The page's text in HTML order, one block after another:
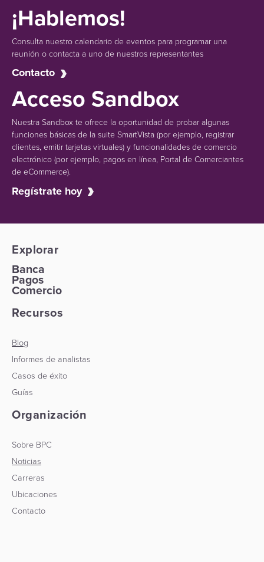
¡Hablemos!
Consulta nuestro calendario de eventos para programar una
reunión o contacta a uno de nuestros representantes
Contacto
Acceso Sandbox
Nuestra Sandbox te ofrece la oportunidad de probar algunas
funciones básicas de la suite SmartVista (por ejemplo, registrar
clientes, emitir tarjetas virtuales) y funcionalidades de comercio
electrónico (por ejemplo, pagos en línea, Portal de Comerciantes
de eCommerce).
Regístrate hoy
Explorar
Banca
Pagos
Comercio
Recursos
Blog
Informes de analistas
Casos de éxito
Guías
Organización
Sobre BPC
Noticias
Carreras
Ubicaciones
Contacto